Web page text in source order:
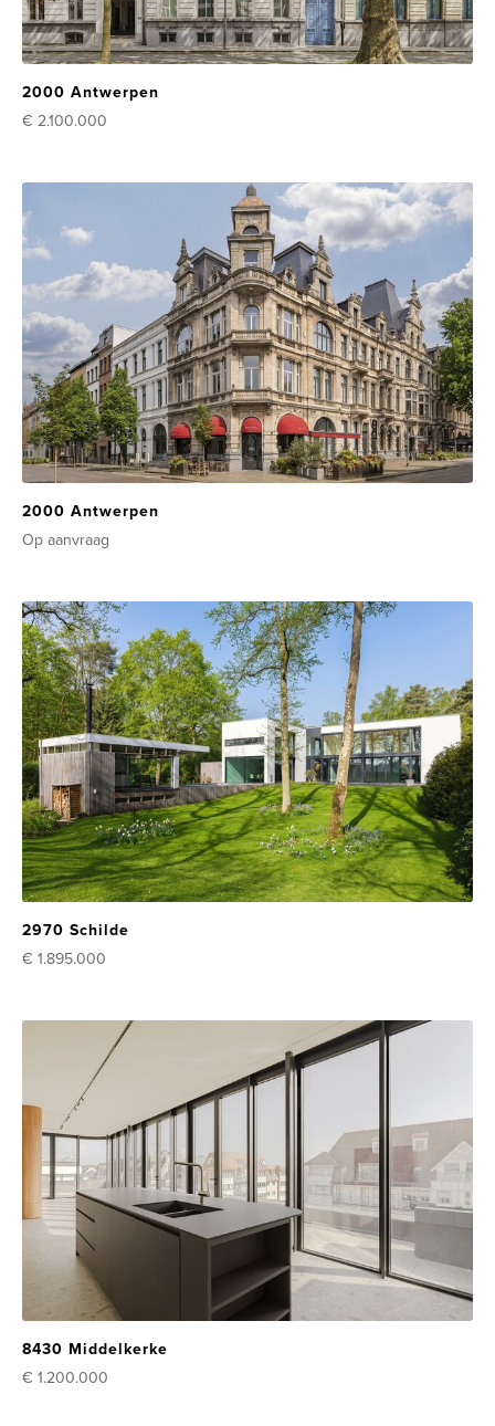
2000 Antwerpen
€ 2.100.000
2000 Antwerpen
Op aanvraag
2970 Schilde
€ 1.895.000
8430 Middelkerke
€ 1.200.000